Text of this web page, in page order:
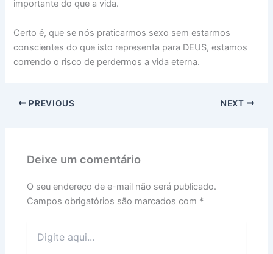
importante do que a vida.
Certo é, que se nós praticarmos sexo sem estarmos
conscientes do que isto representa para DEUS, estamos
correndo o risco de perdermos a vida eterna.
PREVIOUS NEXT
Deixe um comentário
O seu endereço de e-mail não será publicado.
Campos obrigatórios são marcados com *
aqui...